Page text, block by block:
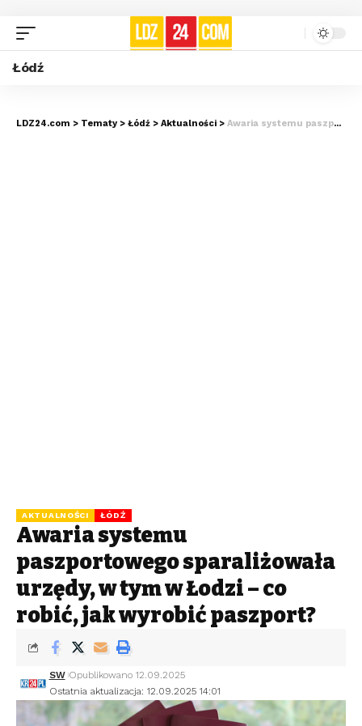
Łódź
LDZ24.com > Tematy > Łódź > Aktualności > Awaria systemu paszportowego sparaliżowała urzędy, w tym w Łodzi – co robić, jak wyrobić paszport?
AKTUALNOŚCI ŁÓDŹ
Awaria systemu
paszportowego sparaliżowała
urzędy, w tym w Łodzi – co
robić, jak wyrobić paszport?
Ostatnia aktualizacja: 12.09.2025 14:01
SW Opublikowano 12.09.2025